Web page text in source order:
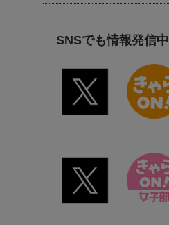
SNSでも情報発信中